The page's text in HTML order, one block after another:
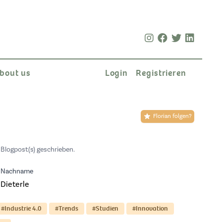
us Login Registrieren
Florian folgen?
geschrieben.
Nachname
Dieterle
#Industrie 4.0 #Trends #Studien
#Innovation